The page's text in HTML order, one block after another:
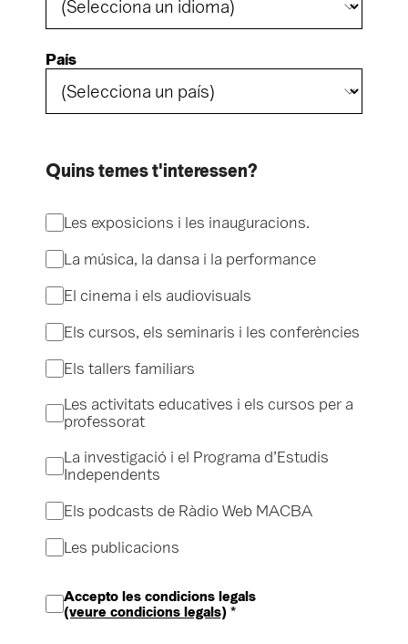
País
Quins temes t'interessen?
Les exposicions i les inauguracions.
La música, la dansa i la performance
El cinema i els audiovisuals
Els cursos, els seminaris i les conferències
Els tallers familiars
Les activitats educatives i els cursos per a
professorat
La investigació i el Programa d’Estudis
Independents
Els podcasts de Ràdio Web MACBA
Les publicacions
Accepto les condicions legals
(veure condicions legals) *